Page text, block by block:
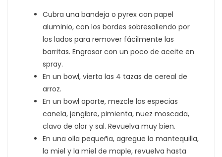
Cubra una bandeja o pyrex con papel
aluminio, con los bordes sobresaliendo por
los lados para remover fácilmente las
barritas. Engrasar con un poco de aceite en
spray.
En un bowl, vierta las 4 tazas de cereal de
arroz.
En un bowl aparte, mezcle las especias
canela, jengibre, pimienta, nuez moscada,
clavo de olor y sal. Revuelva muy bien.
En una olla pequeña, agregue la mantequilla,
la miel y la miel de maple, revuelva hasta